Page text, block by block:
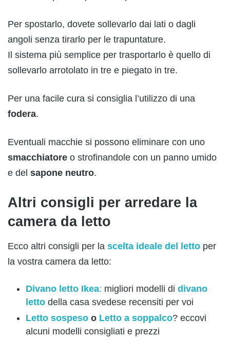
Per spostarlo, dovete sollevarlo dai lati o dagli
angoli senza tirarlo per le trapuntature.
Il sistema più semplice per trasportarlo è quello di
sollevarlo arrotolato in tre e piegato in tre.
Per una facile cura si consiglia l’utilizzo di una
fodera.
Eventuali macchie si possono eliminare con uno
smacchiatore o strofinandole con un panno umido
e del sapone neutro.
Altri consigli per arredare la
camera da letto
Ecco altri consigli per la scelta ideale del letto per
la vostra camera da letto:
Divano letto Ikea: migliori modelli di divano
letto della casa svedese recensiti per voi
Letto sospeso o Letto a soppalco? eccovi
alcuni modelli consigliati e prezzi